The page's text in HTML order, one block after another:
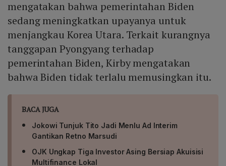
mengatakan bahwa pemerintahan Biden
sedang meningkatkan upayanya untuk
menjangkau Korea Utara. Terkait kurangnya
tanggapan Pyongyang terhadap
pemerintahan Biden, Kirby mengatakan
bahwa Biden tidak terlalu memusingkan itu.
BACA JUGA
Jokowi Tunjuk Tito Jadi Menlu Ad Interim
Gantikan Retno Marsudi
OJK Ungkap Tiga Investor Asing Bersiap Akuisisi
Multifinance Lokal